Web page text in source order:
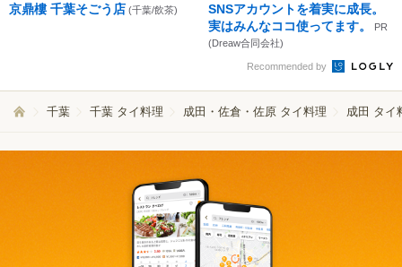
京鼎樓 千葉そごう店 (千葉/飲茶)
SNSアカウントを着実に成長。
実はみんなココ使ってます。
PR
(Dreaw合同会社)
Recommended by
千葉 千葉 タイ料理 成田・佐倉・佐原 タイ料理 成田 タイ